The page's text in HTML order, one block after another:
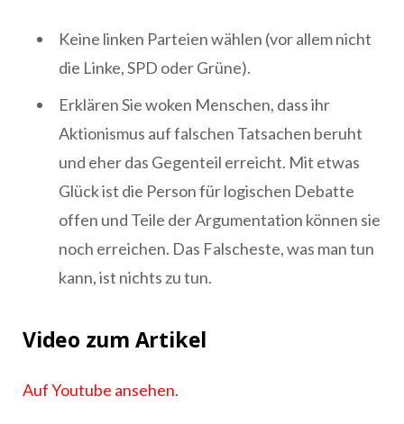
Keine linken Parteien wählen (vor allem nicht
die Linke, SPD oder Grüne).
Erklären Sie woken Menschen, dass ihr
Aktionismus auf falschen Tatsachen beruht
und eher das Gegenteil erreicht. Mit etwas
Glück ist die Person für logischen Debatte
offen und Teile der Argumentation können sie
noch erreichen. Das Falscheste, was man tun
kann, ist nichts zu tun.
Video zum Artikel
Auf Youtube ansehen.